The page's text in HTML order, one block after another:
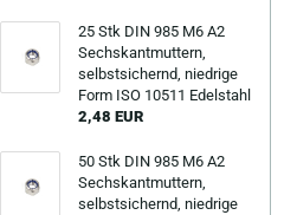
25 Stk DIN 985 M6 A2
Sechs­kant­mut­tern,
selbst­si­chernd, nied­ri­ge
Form ISO 10511 Edel­stahl
2,48 EUR
50 Stk DIN 985 M6 A2
Sechs­kant­mut­tern,
selbst­si­chernd, nied­ri­ge